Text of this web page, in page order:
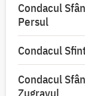
Condacul
Persul
Condacul
Condacul